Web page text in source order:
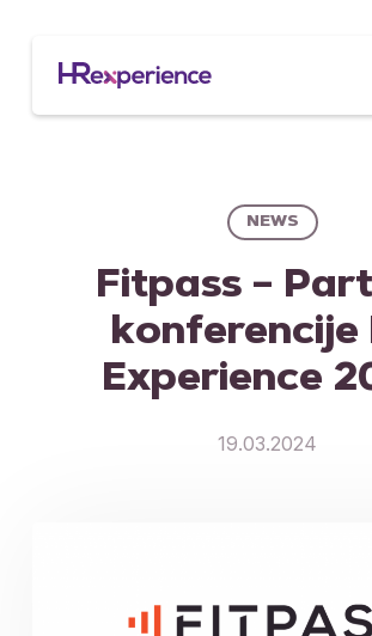
content
NEWS
Fitpass –
konferencije
Experience
19.03.2024